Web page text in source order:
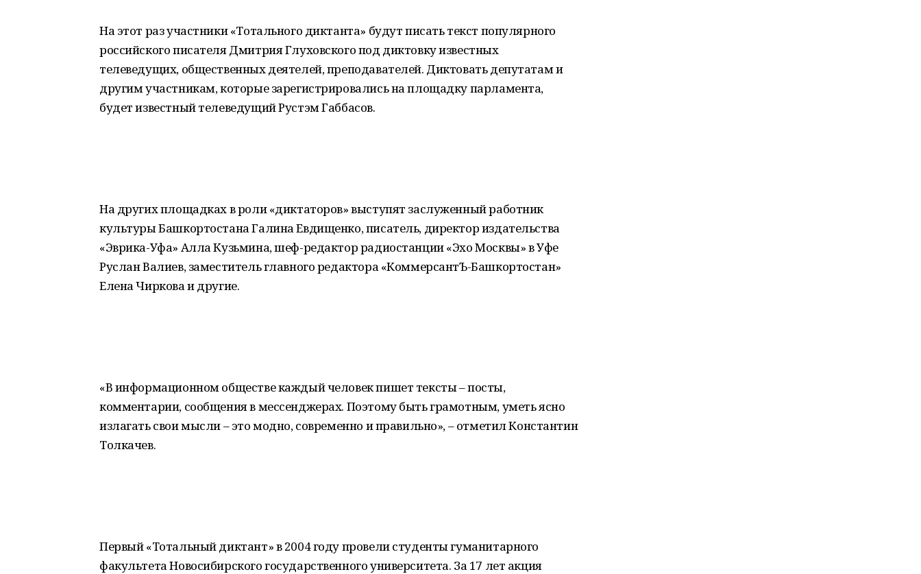
На этот раз участники «Тотального диктанта» будут писать текст популярного
российского писателя Дмитрия Глуховского под диктовку известных
телеведущих, общественных деятелей, преподавателей. Диктовать депутатам и
другим участникам, которые зарегистрировались на площадку парламента,
будет известный телеведущий Рустэм Габбасов.
На других площадках в роли «диктаторов» выступят заслуженный работник
культуры Башкортостана Галина Евдищенко, писатель, директор издательства
«Эврика-Уфа» Алла Кузьмина, шеф-редактор радиостанции «Эхо Москвы» в Уфе
Руслан Валиев, заместитель главного редактора «КоммерсантЪ-Башкортостан»
Елена Чиркова и другие.
«В информационном обществе каждый человек пишет тексты – посты,
комментарии, сообщения в мессенджерах. Поэтому быть грамотным, уметь ясно
излагать свои мысли – это модно, современно и правильно», – отметил Константин
Толкачев.
Первый «Тотальный диктант» в 2004 году провели студенты гуманитарного
факультета Новосибирского государственного университета. За 17 лет акция